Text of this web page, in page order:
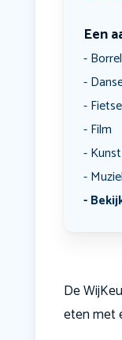
Een
Film
De
eten met